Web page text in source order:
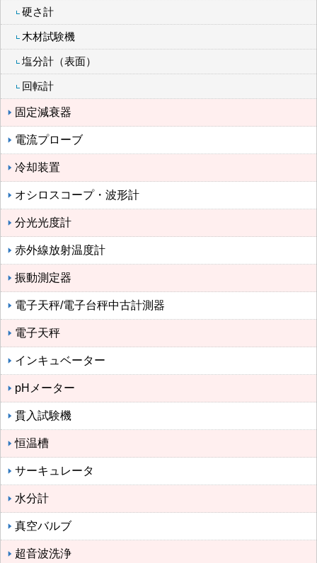
硬さ計
木材試験機
塩分計（表面）
回転計
固定減衰器
電流プローブ
冷却装置
オシロスコープ・波形計
分光光度計
赤外線放射温度計
振動測定器
電子天秤/電子台秤中古計測器
電子天秤
インキュベーター
pHメーター
貫入試験機
恒温槽
サーキュレータ
水分計
真空バルブ
超音波洗浄